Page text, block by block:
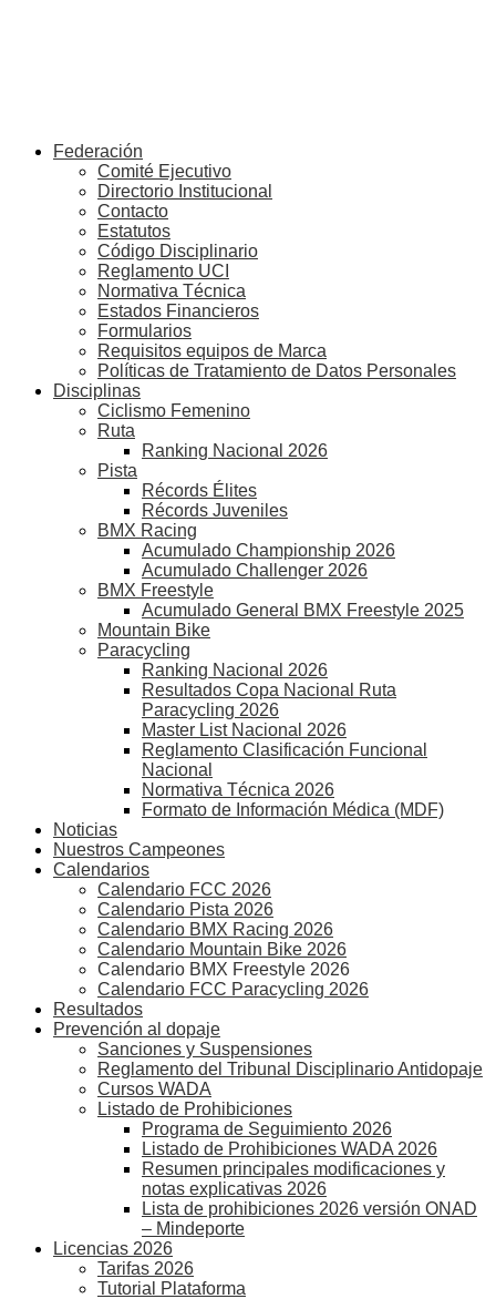
Federación
Comité Ejecutivo
Directorio Institucional
Contacto
Estatutos
Código Disciplinario
Reglamento UCI
Normativa Técnica
Estados Financieros
Formularios
Requisitos equipos de Marca
Políticas de Tratamiento de Datos Personales
Disciplinas
Ciclismo Femenino
Ruta
Ranking Nacional 2026
Pista
Récords Élites
Récords Juveniles
BMX Racing
Acumulado Championship 2026
Acumulado Challenger 2026
BMX Freestyle
Acumulado General BMX Freestyle 2025
Mountain Bike
Paracycling
Ranking Nacional 2026
Resultados Copa Nacional Ruta
Paracycling 2026
Master List Nacional 2026
Reglamento Clasificación Funcional
Nacional
Normativa Técnica 2026
Formato de Información Médica (MDF)
Noticias
Nuestros Campeones
Calendarios
Calendario FCC 2026
Calendario Pista 2026
Calendario BMX Racing 2026
Calendario Mountain Bike 2026
Calendario BMX Freestyle 2026
Calendario FCC Paracycling 2026
Resultados
Prevención al dopaje
Sanciones y Suspensiones
Reglamento del Tribunal Disciplinario Antidopaje
Cursos WADA
Listado de Prohibiciones
Programa de Seguimiento 2026
Listado de Prohibiciones WADA 2026
Resumen principales modificaciones y
notas explicativas 2026
Lista de prohibiciones 2026 versión ONAD
– Mindeporte
Licencias 2026
Tarifas 2026
Tutorial Plataforma